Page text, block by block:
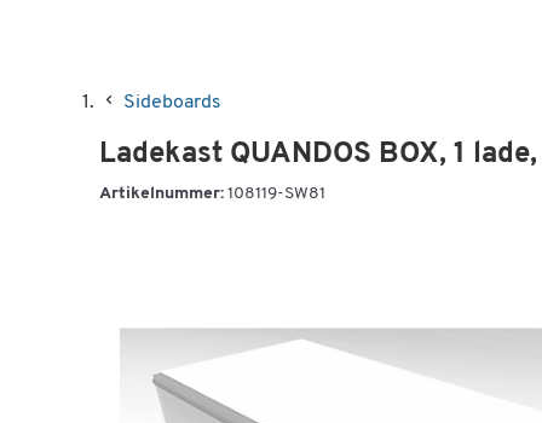
Sideboards
Ladekast QUANDOS BOX, 1
Artikelnummer: 108119-SW81